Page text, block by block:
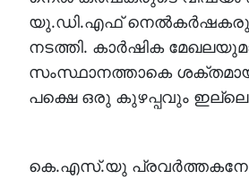
യു.ഡി.എഫ്
നടത്തി. കാര്‍ഷിക
സംസ്ഥാനത്താകെ
പക്ഷെ ഒരു കുഴപ്പവും
കെ.എസ്.യു